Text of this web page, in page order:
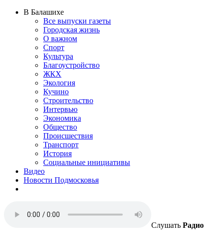
В Балашихе
Все выпуски газеты
Городская жизнь
О важном
Спорт
Культура
Благоустройство
ЖКХ
Экология
Кучино
Строительство
Интервью
Экономика
Общество
Происшествия
Транспорт
История
Социальные инициативы
Видео
Новости Подмосковья
Слушать Радио